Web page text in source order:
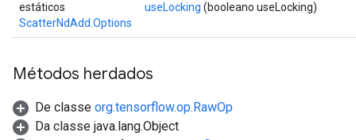
estáticos
ScatterNdAdd.Options
useLocking (booleano useLocking)
Métodos herdados
De classe org.tensorflow.op.RawOp
Da classe java.lang.Object